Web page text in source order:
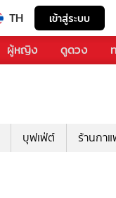
TH เข้าสู่ระบบ
ผู้หญิง ดูดวง
บุฟเฟ่ต์ ร้านกา